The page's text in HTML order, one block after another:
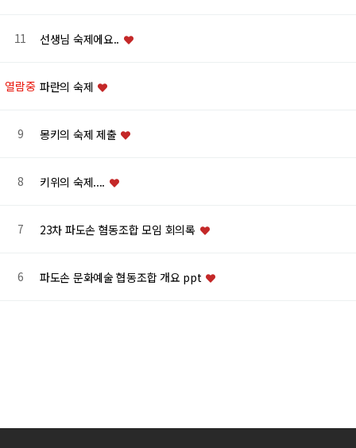
11 선생님 숙제에요..
열람중 파란의 숙제
9 몽키의 숙제 제출
8 키위의 숙제....
7 23차 파도손 혐동조합 모임 회의록
6 파도손 문화예술 협동조합 개요 ppt